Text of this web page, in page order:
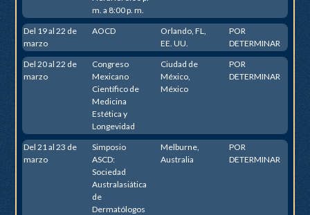
m. a 8:00 p. m.
Del 19 al 22 de
marzo
AOCD
Orlando, FL,
EE. UU.
POR
DETERMINAR
Del 20 al 22 de
marzo
Congreso
Mexicano
Científico de
Medicina
Estética y
Longevidad
Ciudad de
México,
México
POR
DETERMINAR
Del 21 al 23 de
marzo
Simposio
ASCD:
Sociedad
Australasiática
de
Dermatólogos
Melburne,
Australia
POR
DETERMINAR